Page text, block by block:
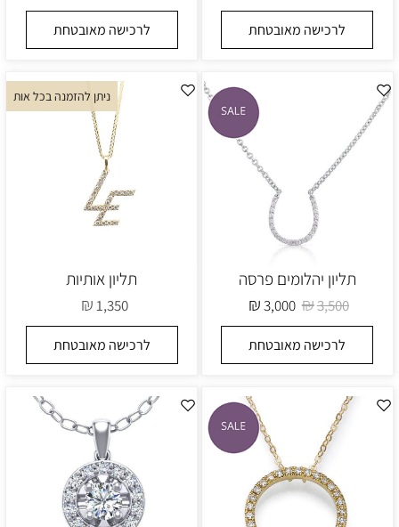
לרכישה מאובטחת לרכישה מאובטחת
תליון יהלומים פרסה
₪3,500
₪3,000
לרכישה מאובטחת
ניתן להזמנה בכל אות
תליון אותיות
₪1,350
לרכישה מאובטחת